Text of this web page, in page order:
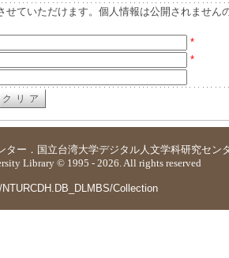
ていただけます。個人情報は公開されません
*
*
ター ． 国立台湾大学デジタル人文学科研究セン
Library © 1995 - 2026. All rights reserved
Collection